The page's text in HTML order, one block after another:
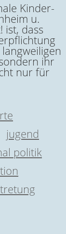
Kinder-
u.
ist, dass
ihr
nur für
jugend
politik